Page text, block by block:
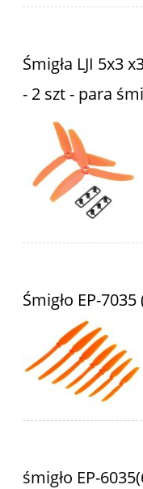
Śmigła LJI 5x3
- 2 szt - para
Śmigło EP-7035
śmigło EP-